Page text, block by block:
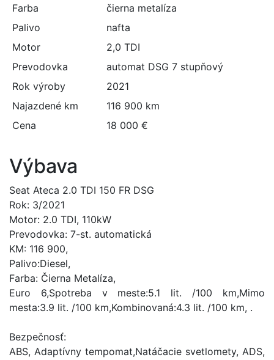
Farba
čierna metalíza
Palivo
nafta
Motor
2,0 TDI
Prevodovka
automat DSG 7 stupňový
Rok výroby
2021
Najazdené km
116 900 km
Cena
18 000 €
Výbava
Seat Ateca 2.0 TDI 150 FR DSG
Rok: 3/2021
Motor: 2.0 TDI, 110kW
Prevodovka: 7-st. automatická
KM: 116 900,
Palivo:Diesel,
Farba: Čierna Metalíza,
Euro 6,Spotreba v meste:5.1 lit. /100 km,Mimo
mesta:3.9 lit. /100 km,Kombinovaná:4.3 lit. /100 km, .
Bezpečnosť:
ABS, Adaptívny tempomat,Natáčacie svetlomety, ADS,